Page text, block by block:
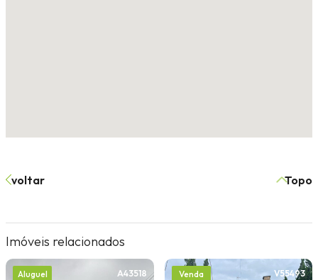
voltar Topo
Imóveis relacionados
Aluguel A43518 Venda V55493